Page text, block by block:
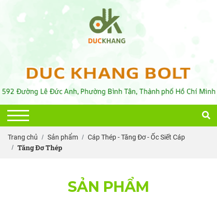
Trang chủ Sản phẩm Cáp Thép - Tăng Đơ - Ốc Siết Cáp
Tăng Đơ Thép
SẢN PHẨM